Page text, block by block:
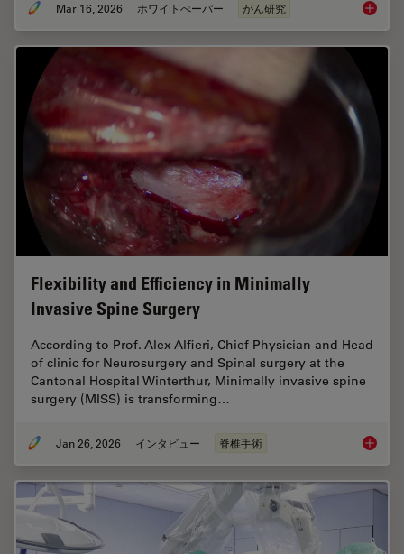
Mar 16, 2026 ホワイトぺーパー がん研究
Flexibility and Efficiency in Minimally
Invasive Spine Surgery
According to Prof. Alex Alfieri, Chief Physician and Head
of clinic for Neurosurgery and Spinal surgery at the
Cantonal Hospital Winterthur, Minimally invasive spine
surgery (MISS) is transforming…
Jan 26, 2026 インタビュー 脊椎手術